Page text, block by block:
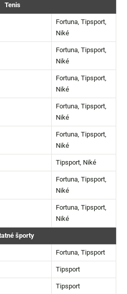
Tenis
Fortuna, Tipsport,
Niké
Fortuna, Tipsport,
Niké
Fortuna, Tipsport,
Niké
Fortuna, Tipsport,
Niké
Fortuna, Tipsport,
Niké
Tipsport, Niké
Fortuna, Tipsport,
Niké
Fortuna, Tipsport,
Niké
športy
Fortuna, Tipsport
Tipsport
Tipsport